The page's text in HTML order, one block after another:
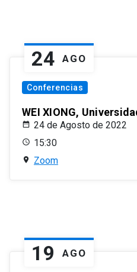
24 AGO
Conferencias
WEI XIONG,
24 de Agosto de 2022
15:30
Zoom
19 AGO